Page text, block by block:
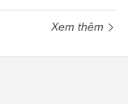
Xem thêm